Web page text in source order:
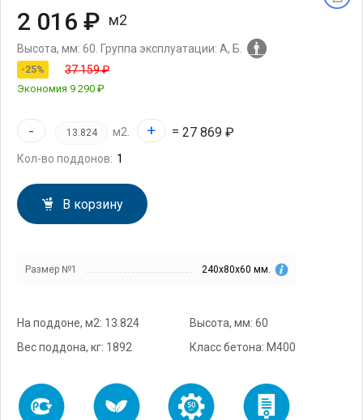
2 016 ₽ м2
Высота, мм: 60. Группа эксплуатации: А, Б.
-25% 37 159 ₽
Экономия 9 290 ₽
- м2. + = 27 869 ₽
Кол-во поддонов:
В корзину
Размер №1 240х80х60 мм.
На поддоне, м2: 13.824
Высота, мм: 60
Вес поддона, кг: 1892
Класс бетона: М400